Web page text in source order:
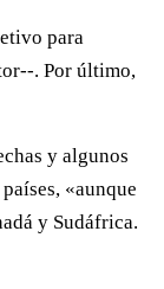
para
. Por último,
y algunos
«aunque
y Sudáfrica.